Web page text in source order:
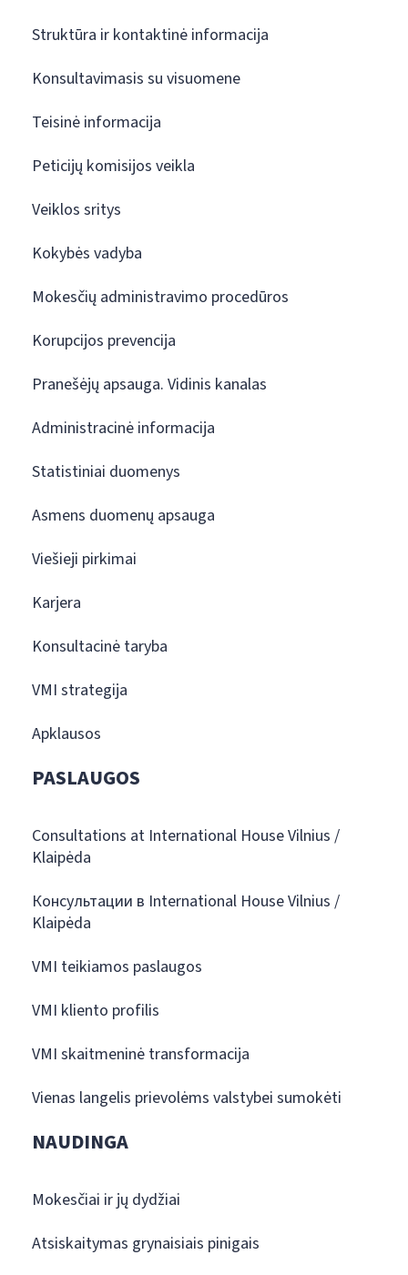
Struktūra ir kontaktinė informacija
Konsultavimasis su visuomene
Teisinė informacija
Peticijų komisijos veikla
Veiklos sritys
Kokybės vadyba
Mokesčių administravimo procedūros
Korupcijos prevencija
Pranešėjų apsauga. Vidinis kanalas
Administracinė informacija
Statistiniai duomenys
Asmens duomenų apsauga
Viešieji pirkimai
Karjera
Konsultacinė taryba
VMI strategija
Apklausos
PASLAUGOS
Consultations at International House Vilnius /
Klaipėda
Консультации в International House Vilnius /
Klaipėda
VMI teikiamos paslaugos
VMI kliento profilis
VMI skaitmeninė transformacija
Vienas langelis prievolėms valstybei sumokėti
NAUDINGA
Mokesčiai ir jų dydžiai
Atsiskaitymas grynaisiais pinigais